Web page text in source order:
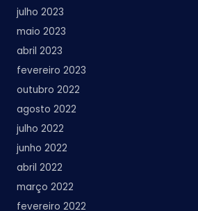
julho 2023
maio 2023
abril 2023
fevereiro 2023
outubro 2022
agosto 2022
julho 2022
junho 2022
abril 2022
março 2022
fevereiro 2022